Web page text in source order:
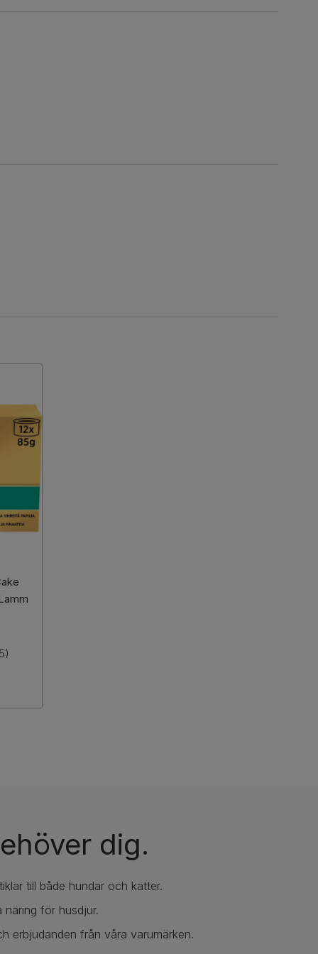
dig.
till både hundar och katter.
näring för husdjur.
erbjudanden från våra varumärken.